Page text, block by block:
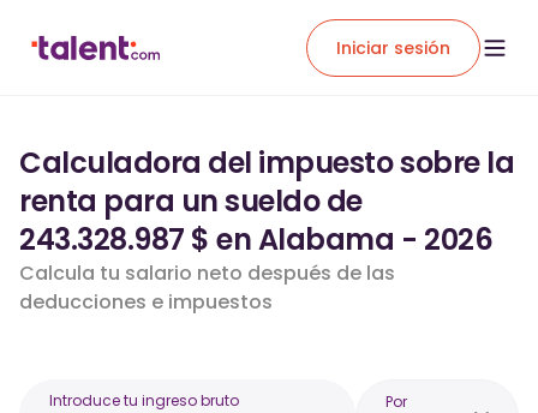
Iniciar sesión
Calculadora del impuesto sobre la
renta para un sueldo de
243.328.987 $ en Alabama - 2026
Calcula tu salario neto después de las
deducciones e impuestos
Introduce tu ingreso bruto Por